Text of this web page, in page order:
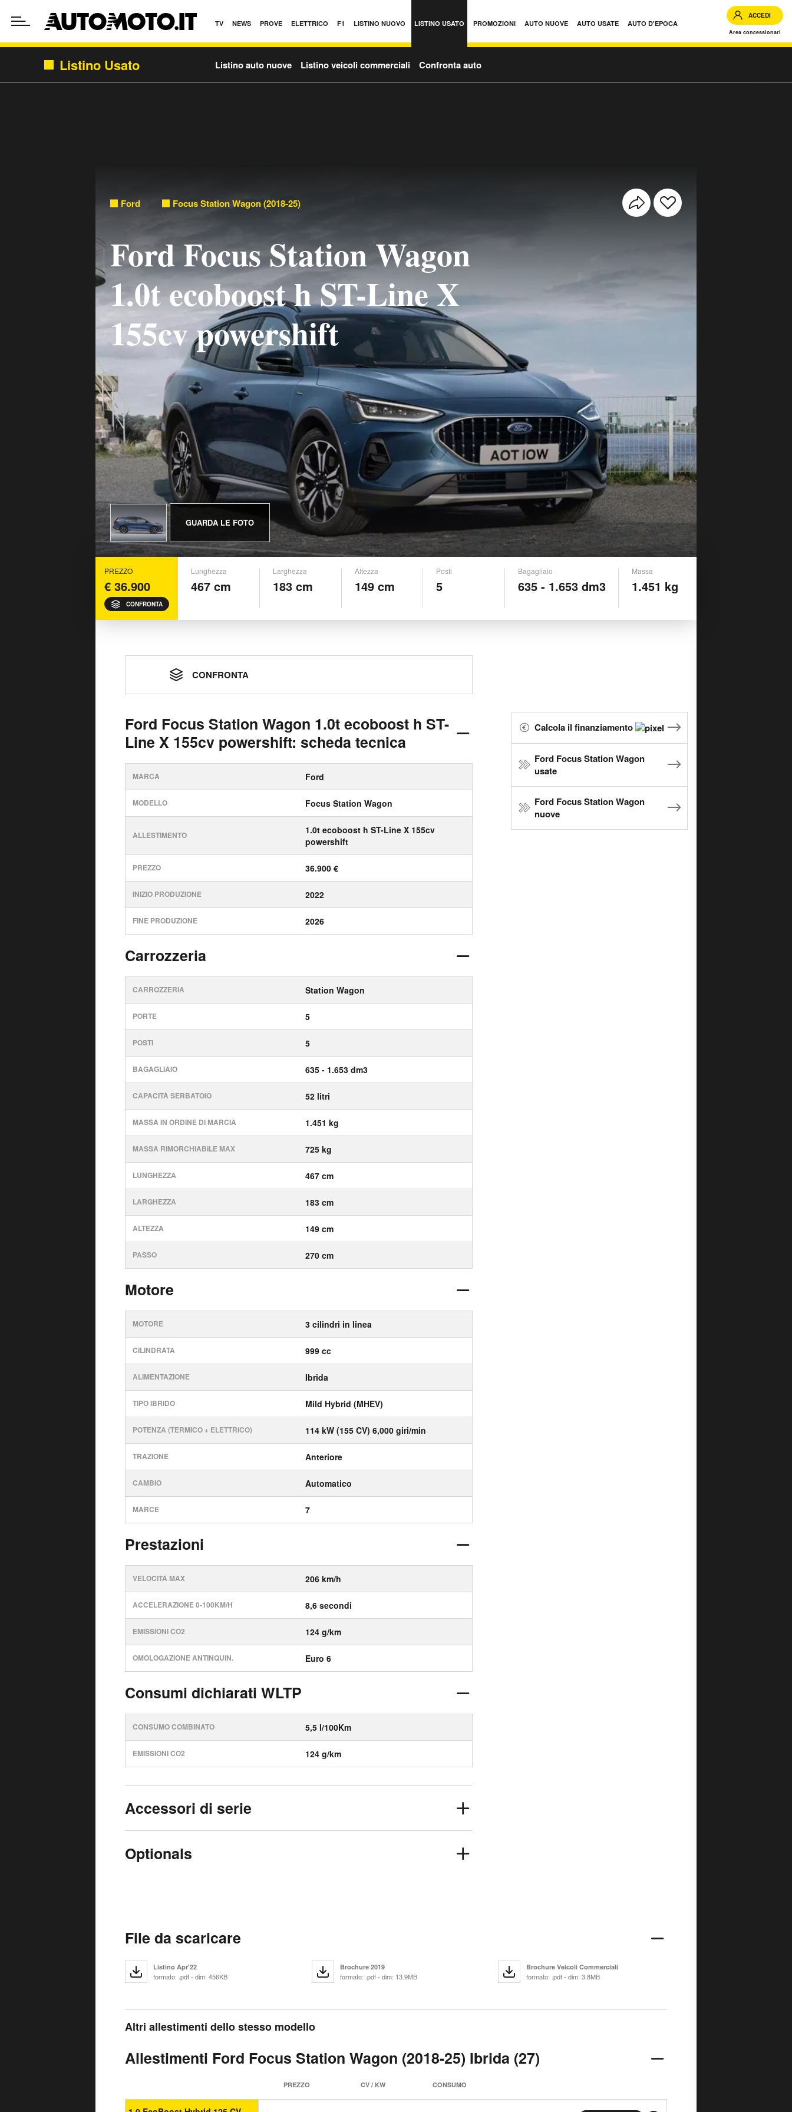
TV NEWS PROVE ELETTRICO F1 LISTINO NUOVO LISTINO USATO PROMOZIONI AUTO NUOVE AUTO USATE AUTO D'EPOCA
ACCEDI
Area concessionari
Listino Usato Listino auto nuove Listino veicoli commerciali Confronta auto
Ford Focus Station Wagon (2018-25)
Ford Focus Station Wagon
1.0t ecoboost h ST-Line X
155cv powershift
GUARDA LE FOTO
PREZZO
€ 36.900
CONFRONTA
Lunghezza
467 cm
Larghezza
183 cm
Altezza
149 cm
Posti
5
Bagagliaio
635 - 1.653 dm3
Massa
1.451 kg
CONFRONTA
Ford Focus Station Wagon 1.0t ecoboost h ST-
Line X 155cv powershift: scheda tecnica
MARCA Ford
MODELLO Focus Station Wagon
ALLESTIMENTO
1.0t ecoboost h ST-Line X 155cv
powershift
PREZZO 36.900 €
INIZIO PRODUZIONE 2022
FINE PRODUZIONE 2026
Carrozzeria
CARROZZERIA Station Wagon
PORTE 5
POSTI 5
BAGAGLIAIO 635 - 1.653 dm3
CAPACITÀ SERBATOIO 52 litri
MASSA IN ORDINE DI MARCIA 1.451 kg
MASSA RIMORCHIABILE MAX 725 kg
LUNGHEZZA 467 cm
LARGHEZZA 183 cm
ALTEZZA 149 cm
PASSO 270 cm
Motore
MOTORE 3 cilindri in linea
CILINDRATA 999 cc
ALIMENTAZIONE Ibrida
TIPO IBRIDO Mild Hybrid (MHEV)
POTENZA (TERMICO + ELETTRICO) 114 kW (155 CV) 6,000 giri/min
TRAZIONE Anteriore
CAMBIO Automatico
MARCE 7
Prestazioni
VELOCITÀ MAX 206 km/h
ACCELERAZIONE 0-100KM/H 8,6 secondi
EMISSIONI CO2 124 g/km
OMOLOGAZIONE ANTINQUIN. Euro 6
Consumi dichiarati WLTP
CONSUMO COMBINATO 5,5 l/100Km
EMISSIONI CO2 124 g/km
Accessori di serie
Optionals
Calcola il finanziamento
Ford Focus Station Wagon
usate
Ford Focus Station Wagon
nuove
File da scaricare
Listino Apr'22
formato: .pdf - dim: 456KB
Brochure 2019
formato: .pdf - dim: 13.9MB
Brochure Veicoli Commerciali
formato: .pdf - dim: 3.8MB
Altri allestimenti dello stesso modello
Allestimenti Ford Focus Station Wagon (2018-25) Ibrida (27)
PREZZO CV / KW CONSUMO